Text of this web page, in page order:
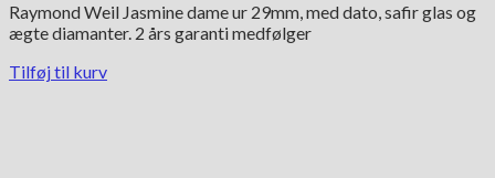
pris
var:
pris
er:
Raymond Weil Jasmine dame ur 29mm, med dato, safir glas og
ægte diamanter. 2 års garanti medfølger
Tilføj til kurv